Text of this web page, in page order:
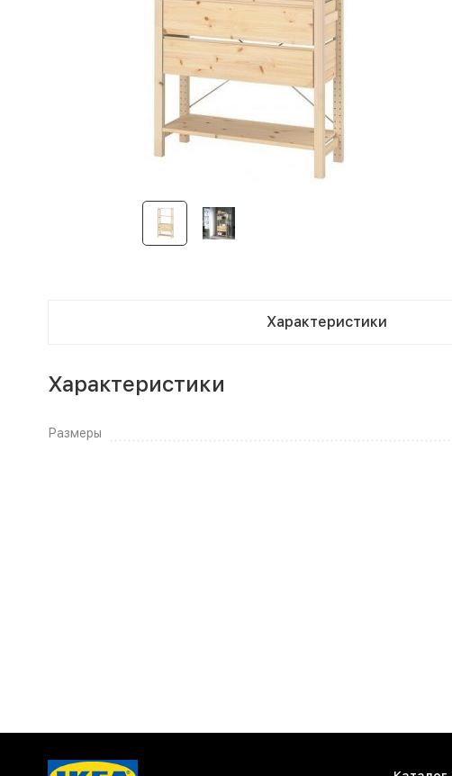
Характеристики
Характеристики
Размеры